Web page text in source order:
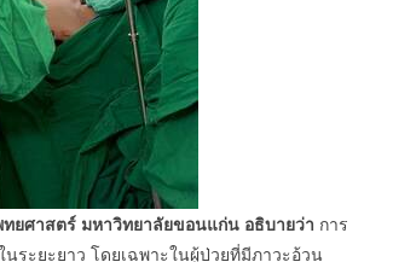
ยศาสตร์ มหาวิทยาลัยขอนแก่น อธิบายว่า การ
ระยะยาว โดยเฉพาะในผู้ป่วยที่มีภาวะอ้วน